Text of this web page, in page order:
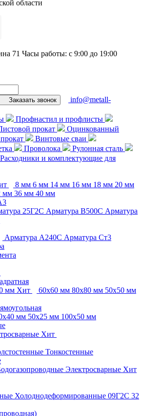
области
71 Часы работы: с 9:00 до 19:00
Заказать звонок
info@metall-
Профнастил и профлисты
прокат
Оцинкованный
Винтовые сваи
Проволока
Рулонная сталь
Расходники и комплектующие для
8 мм 6 мм 14 мм 16 мм 18 мм 20 мм
мм 36 мм 40 мм
25Г2С Арматура В500С Арматура
Арматура А240С Арматура Ст3
мм Хит 60х60 мм 80х80 мм 50х50 мм
мм 50х25 мм 100х50 мм
Хит
Тонкостенные
Электросварные Хит
Холоднодеформированные 09Г2С 32